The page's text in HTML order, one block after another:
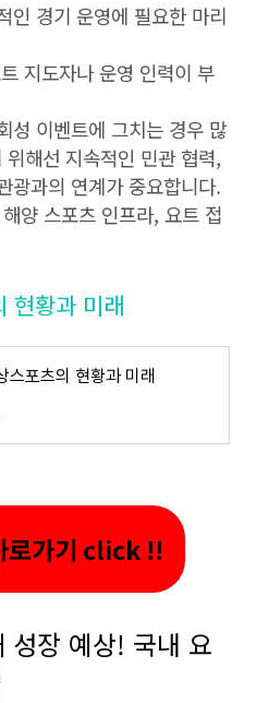
인 경기 운영에 필요한 마리
지도자나 운영 인력이 부
성 이벤트에 그치는 경우 많
해선 지속적인 민관 협력,
광과의 연계가 중요합니다.
양 스포츠 인프라, 요트 접
현황과 미래
스포츠의 현황과 미래
로가기 click !!
장 예상! 국내 요